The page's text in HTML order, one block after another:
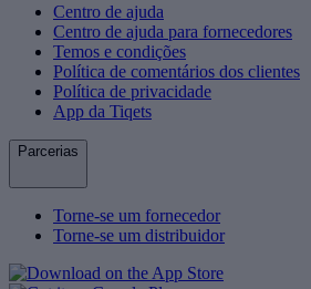
Centro de ajuda
Centro de ajuda para fornecedores
Temos e condições
Política de comentários dos clientes
Política de privacidade
App da Tiqets
Parcerias
Torne-se um fornecedor
Torne-se um distribuidor